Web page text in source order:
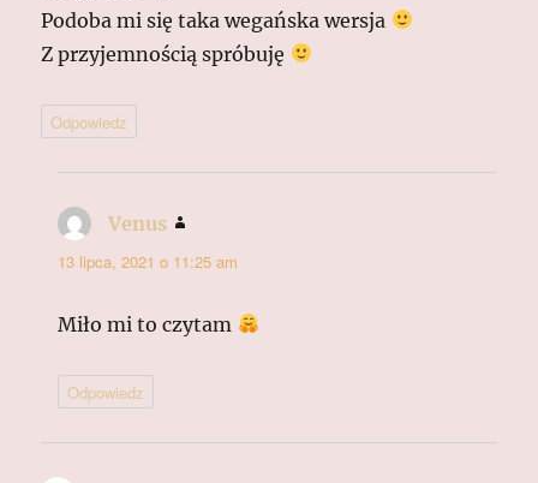
Podoba mi się taka wegańska wersja
Z przyjemnością spróbuję
Odpowiedz
Venus
13 lipca, 2021 o 11:25 am
Miło mi to czytam
Odpowiedz